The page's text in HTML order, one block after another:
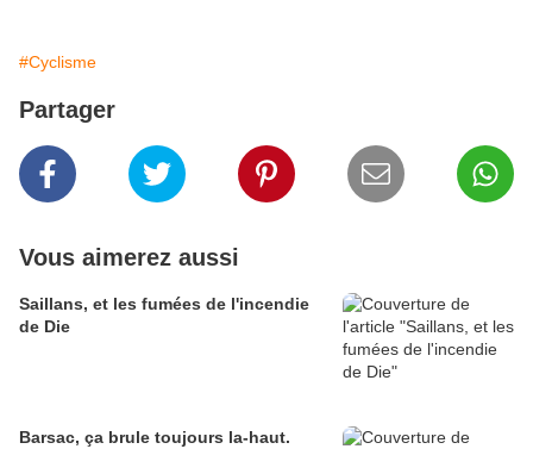
#Cyclisme
Partager
Vous aimerez aussi
Saillans, et les fumées de l'incendie
de Die
Barsac, ça brule toujours la-haut.